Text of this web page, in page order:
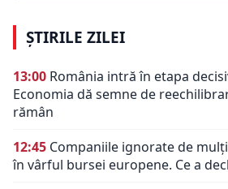
ȘTIRILE ZILEI
13:00 România intră în etapa
Economia dă semne de
rămân
12:45 Companiile ignorate de
în vârful bursei europene. Ce a